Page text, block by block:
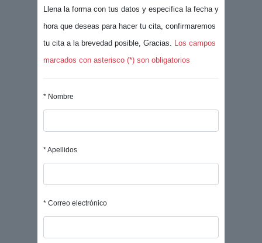
Llena la forma con tus datos y especifica la fecha y
hora que deseas para hacer tu cita, confirmaremos
tu cita a la brevedad posible, Gracias. Los campos
marcados con asterisco (*) son obligatorios
* Nombre
* Apellidos
* Correo electrónico